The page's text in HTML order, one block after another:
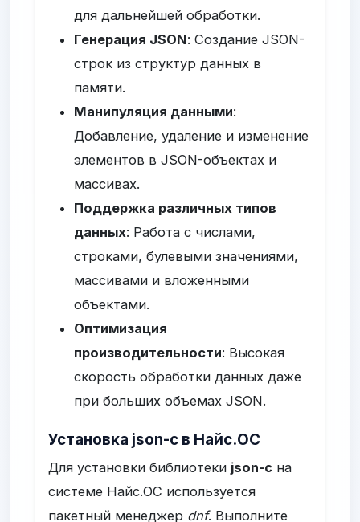
для дальнейшей обработки.
Генерация JSON: Создание JSON-
строк из структур данных в
памяти.
Манипуляция данными:
Добавление, удаление и изменение
элементов в JSON-объектах и
массивах.
Поддержка различных типов
данных: Работа с числами,
строками, булевыми значениями,
массивами и вложенными
объектами.
Оптимизация
производительности: Высокая
скорость обработки данных даже
при больших объемах JSON.
Установка json-c в Найс.ОС
Для установки библиотеки json-c на
системе Найс.ОС используется
пакетный менеджер dnf. Выполните